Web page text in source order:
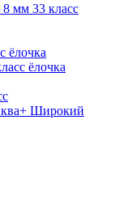
мм 33 класс
ёлочка
ёлочка
Широкий